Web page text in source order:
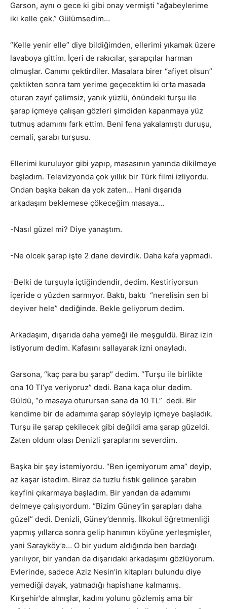
Garson, aynı o gece ki gibi onay vermişti “ağabeylerime
iki kelle çek.” Gülümsedim…
“Kelle yenir elle” diye bildiğimden, ellerimi yıkamak üzere
lavaboya gittim. İçeri de rakıcılar, şarapçılar harman
olmuşlar. Canımı çektirdiler. Masalara birer “afiyet olsun”
çektikten sonra tam yerime geçecektim ki orta masada
oturan zayıf çelimsiz, yanık yüzlü, önündeki turşu ile
şarap içmeye çalışan gözleri şimdiden kapanmaya yüz
tutmuş adamımı fark ettim. Beni fena yakalamıştı duruşu,
cemali, şarabı turşusu.
Ellerimi kuruluyor gibi yapıp, masasının yanında dikilmeye
başladım. Televizyonda çok yıllık bir Türk filmi izliyordu.
Ondan başka bakan da yok zaten… Hani dışarıda
arkadaşım beklemese çökeceğim masaya…
-Nasıl güzel mi? Diye yanaştım.
-Ne olcek şarap işte 2 dane devirdik. Daha kafa yapmadı.
-Belki de turşuyla içtiğindendir, dedim. Kestiriyorsun
içeride o yüzden sarmıyor. Baktı, baktı “nerelisin sen bi
deyiver hele” dediğinde. Bekle geliyorum dedim.
Arkadaşım, dışarıda daha yemeği ile meşguldü. Biraz izin
istiyorum dedim. Kafasını sallayarak izni onayladı.
Garsona, “kaç para bu şarap” dedim. “Turşu ile birlikte
ona 10 Tl’ye veriyoruz” dedi. Bana kaça olur dedim.
Güldü, “o masaya oturursan sana da 10 TL” dedi. Bir
kendime bir de adamıma şarap söyleyip içmeye başladık.
Turşu ile şarap çekilecek gibi değildi ama şarap güzeldi.
Zaten oldum olası Denizli şaraplarını severdim.
Başka bir şey istemiyordu. “Ben içemiyorum ama” deyip,
az kaşar istedim. Biraz da tuzlu fıstık gelince şarabın
keyfini çıkarmaya başladım. Bir yandan da adamımı
delmeye çalışıyordum. “Bizim Güney’in şarapları daha
güzel” dedi. Denizli, Güney’denmiş. İlkokul öğretmenliği
yapmış yıllarca sonra gelip hanımın köyüne yerleşmişler,
yani Sarayköy’e… O bir yudum aldığında ben bardağı
yarılıyor, bir yandan da dışarıdaki arkadaşımı gözlüyorum.
Evlerinde, sadece Aziz Nesin’in kitapları bulundu diye
yemediği dayak, yatmadığı hapishane kalmamış.
Kırşehir’de almışlar, kadını yolunu gözlemiş ama bir